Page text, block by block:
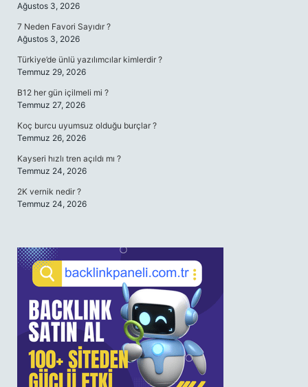
Ağustos 3, 2026
7 Neden Favori Sayıdır ?
Ağustos 3, 2026
Türkiye’de ünlü yazılımcılar kimlerdir ?
Temmuz 29, 2026
B12 her gün içilmeli mi ?
Temmuz 27, 2026
Koç burcu uyumsuz olduğu burçlar ?
Temmuz 26, 2026
Kayseri hızlı tren açıldı mı ?
Temmuz 24, 2026
2K vernik nedir ?
Temmuz 24, 2026